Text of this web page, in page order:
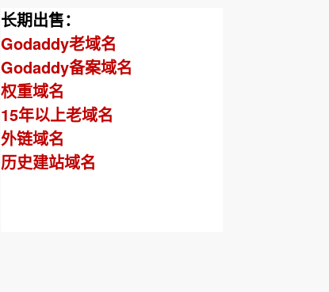
长期出售：
Godaddy老域名
Godaddy备案域名
权重域名
15年以上老域名
外链域名
历史建站域名